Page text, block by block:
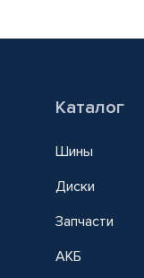
Каталог
Шины
Диски
Запчасти
АКБ